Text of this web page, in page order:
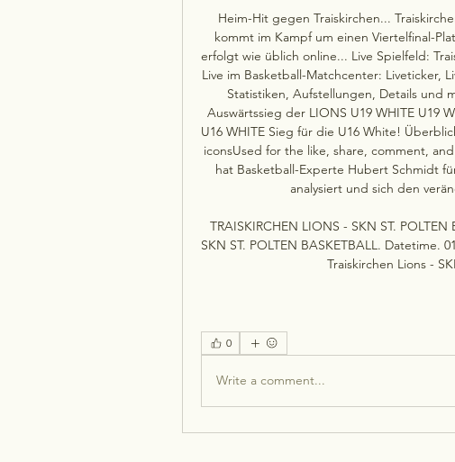
Heim-Hit gegen Traiskirchen...
kommt im Kampf um einen Viertelfinal-
erfolgt wie üblich online... Live Spielfeld:
Live im Basketball-Matchcenter: Liveticker,
Statistiken, Aufstellungen, Details und
Auswärtssieg der LIONS U19 WHITE U19
U16 WHITE Sieg für die U16 White!
iconsUsed for the like, share, comment,
hat Basketball-Experte Hubert Schmidt
analysiert und sich den
TRAISKIRCHEN LIONS - SKN ST.
SKN ST. POLTEN BASKETBALL. Datetime.
Traiskirchen Lions -
0
Write a comment...